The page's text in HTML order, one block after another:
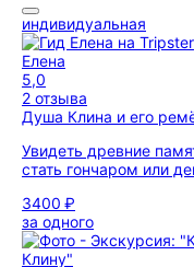
индивидуальная
Елена
5,0
2 отзыва
Душа Клина и его
Увидеть древние
стать гончаром или
3400 ₽
за одного